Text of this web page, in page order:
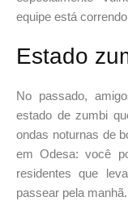
equipe está
Estado
No passado,
estado de zumbi
ondas noturnas de
em Odesa: você
residentes que
passear pela manhã.